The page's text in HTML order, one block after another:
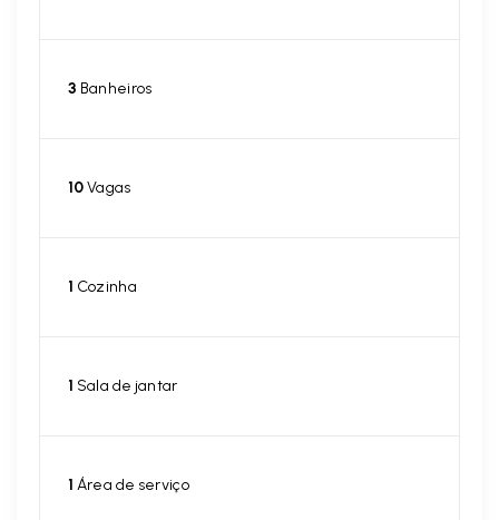
3 Banheiros
10Vagas
1 Cozinha
1 Sala de jantar
1 Área de serviço